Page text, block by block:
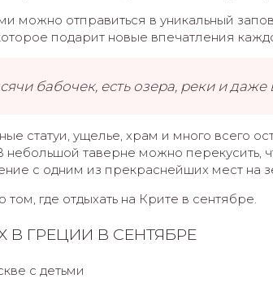
можно отправиться в уникальный
подарит новые впечатления
бабочек, есть озера, реки и даже
статуи, ущелье, храм и много всего
небольшой таверне можно перекусить,
с одним из прекраснейших мест на
где отдыхать на Крите в сентябре.
ГРЕЦИИ В СЕНТЯБРЕ